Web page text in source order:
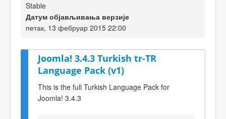
Stable
Датум објављивања верзије
петак, 13 фебруар 2015 22:00
Joomla! 3.4.3 Turkish tr-TR
Language Pack (v1)
This is the full Turkish Language Pack for
Joomla! 3.4.3